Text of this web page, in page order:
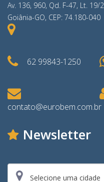
Av. 136, 960, Qd. F-47, Lt.
Goiânia-GO, CEP: 74.180-040
62 99843-1250
contato@eurobem.com.br
Newsletter